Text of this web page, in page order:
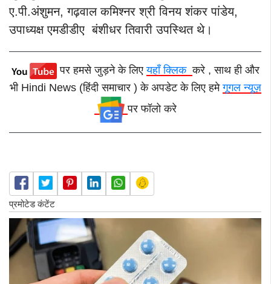
ए.पी.अंशुमन, गढ़वाल कमिश्नर श्री विनय शंकर पांडेय,
उपाध्यक्ष एमडीडीए बंशीधर तिवारी उपस्थित थे।
पर हमसे जुड़ने के लिएयहाँ क्लिककरे , साथ ही और
भी Hindi News (हिंदी समाचार ) के अपडेट के लिए हमेगूगल न्यूज़
पर फॉलो करे